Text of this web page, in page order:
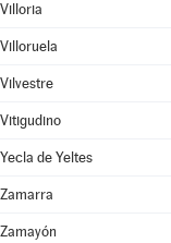
Villoria
Villoruela
Vilvestre
Vitigudino
Yecla de Yeltes
Zamarra
Zamayón